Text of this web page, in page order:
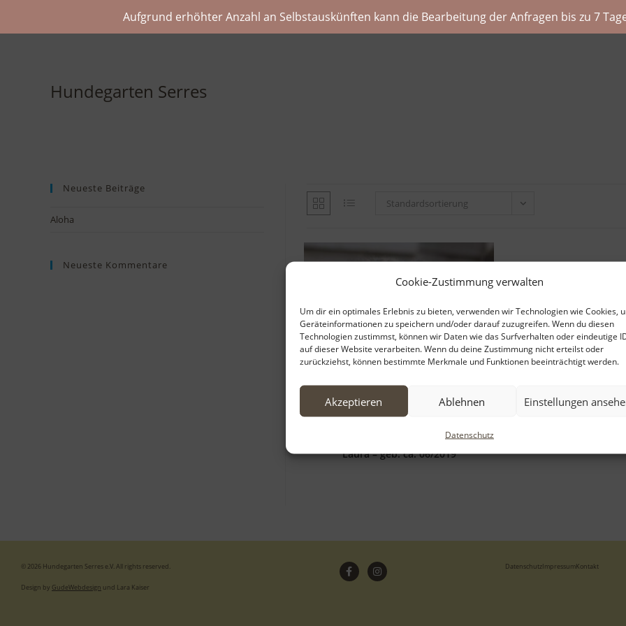
Aufgrund erhöhter Anzahl an Selbstauskünften kann die Bearbeitung der Anfragen bis zu 7
Cookie-Zustimmung verwalten
Um dir ein optimales Erlebnis zu bieten, verwenden wir Technologien wie Cookies,
Geräteinformationen zu speichern und/oder darauf zuzugreifen. Wenn du diesen
Technologien zustimmst, können wir Daten wie das Surfverhalten oder eindeutige
auf dieser Website verarbeiten. Wenn du deine Zustimmung nicht erteilst oder
zurückziehst, können bestimmte Merkmale und Funktionen beeinträchtigt werden.
Akzeptieren Ablehnen Einstellungen
Datenschutz
Hundegarten Serres
Standardsortierung
Laura – geb. ca. 06/2019
Neueste Beiträge
Aloha
Neueste Kommentare
© 2026 Hundegarten Serres e.V. All rights reserved.
Design by GudeWebdesign und Lara Kaiser
DatenschutzImpressumKontakt